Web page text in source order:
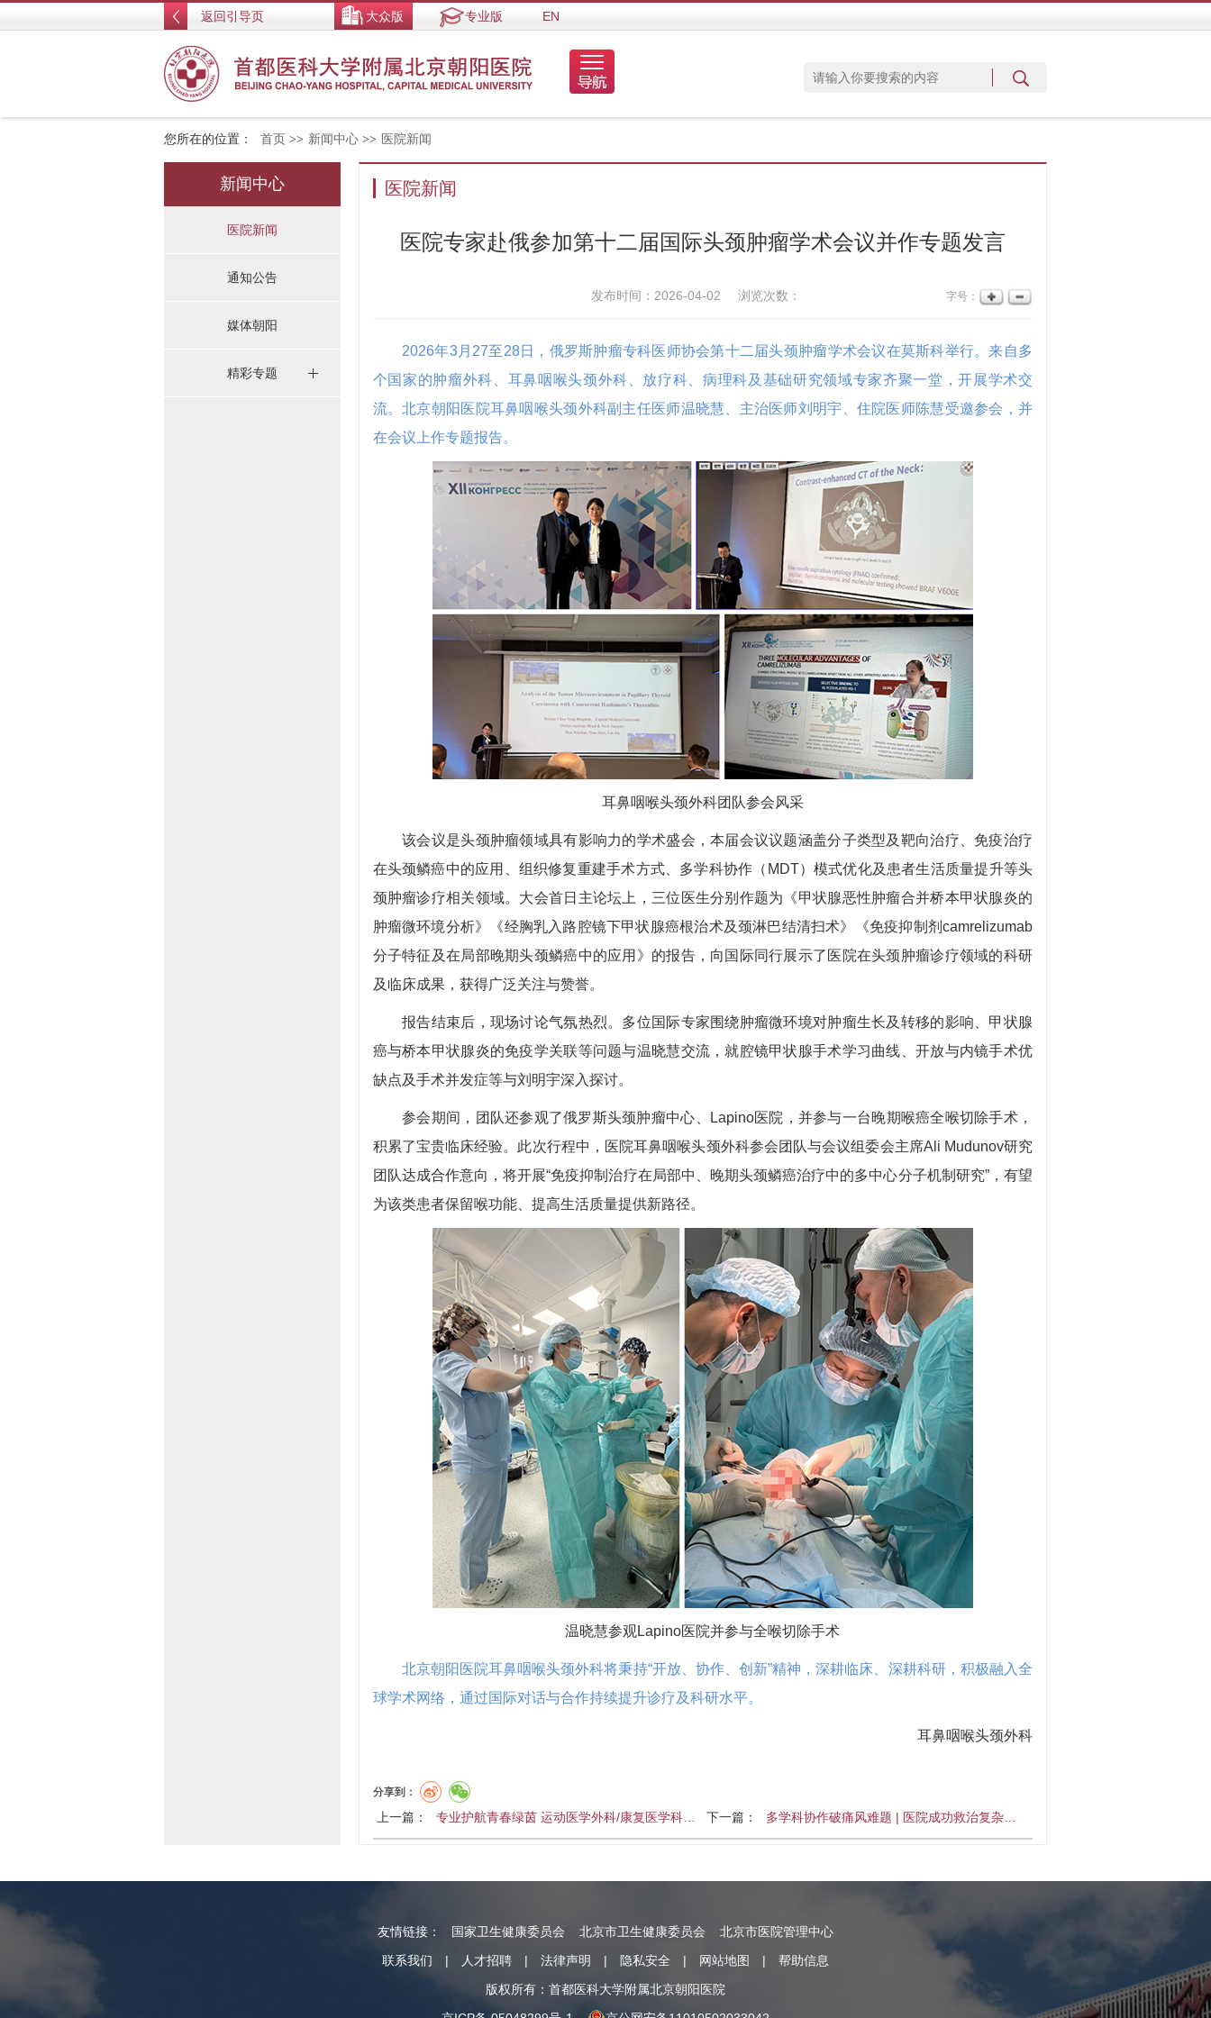
返回引导页 大众版 专业版 EN
您所在的位置： 首页 >> 新闻中心 >> 医院新闻
新闻中心
医院新闻
通知公告
媒体朝阳
精彩专题
医院新闻
医院专家赴俄参加第十二届国际头颈肿瘤学术会议并作专题发言
发布时间：2026-04-02 浏览次数： 字号：
2026年3月27至28日，俄罗斯肿瘤专科医师协会第十二届头颈肿瘤学术会议在莫斯科举行。来自多
个国家的肿瘤外科、耳鼻咽喉头颈外科、放疗科、病理科及基础研究领域专家齐聚一堂，开展学术交
流。北京朝阳医院耳鼻咽喉头颈外科副主任医师温晓慧、主治医师刘明宇、住院医师陈慧受邀参会，并
在会议上作专题报告。
耳鼻咽喉头颈外科团队参会风采
该会议是头颈肿瘤领域具有影响力的学术盛会，本届会议议题涵盖分子类型及靶向治疗、免疫治疗
在头颈鳞癌中的应用、组织修复重建手术方式、多学科协作（MDT）模式优化及患者生活质量提升等头
颈肿瘤诊疗相关领域。大会首日主论坛上，三位医生分别作题为《甲状腺恶性肿瘤合并桥本甲状腺炎的
肿瘤微环境分析》《经胸乳入路腔镜下甲状腺癌根治术及颈淋巴结清扫术》《免疫抑制剂camrelizumab
分子特征及在局部晚期头颈鳞癌中的应用》的报告，向国际同行展示了医院在头颈肿瘤诊疗领域的科研
及临床成果，获得广泛关注与赞誉。
报告结束后，现场讨论气氛热烈。多位国际专家围绕肿瘤微环境对肿瘤生长及转移的影响、甲状腺
癌与桥本甲状腺炎的免疫学关联等问题与温晓慧交流，就腔镜甲状腺手术学习曲线、开放与内镜手术优
缺点及手术并发症等与刘明宇深入探讨。
参会期间，团队还参观了俄罗斯头颈肿瘤中心、Lapino医院，并参与一台晚期喉癌全喉切除手术，
积累了宝贵临床经验。此次行程中，医院耳鼻咽喉头颈外科参会团队与会议组委会主席Ali Mudunov研究
团队达成合作意向，将开展“免疫抑制治疗在局部中、晚期头颈鳞癌治疗中的多中心分子机制研究”，有望
为该类患者保留喉功能、提高生活质量提供新路径。
温晓慧参观Lapino医院并参与全喉切除手术
北京朝阳医院耳鼻咽喉头颈外科将秉持“开放、协作、创新”精神，深耕临床、深耕科研，积极融入全
球学术网络，通过国际对话与合作持续提升诊疗及科研水平。
耳鼻咽喉头颈外科
分享到：
上一篇： 专业护航青春绿茵 运动医学外科/康复医学科… 下一篇： 多学科协作破痛风难题 | 医院成功救治复杂…
友情链接： 国家卫生健康委员会 北京市卫生健康委员会
北京市医院管理中心
联系我们
| 人才招聘 | 法律声明 | 隐私安全 | 网站地图 |
帮助信息
版权所有：首都医科大学附属北京朝阳医院